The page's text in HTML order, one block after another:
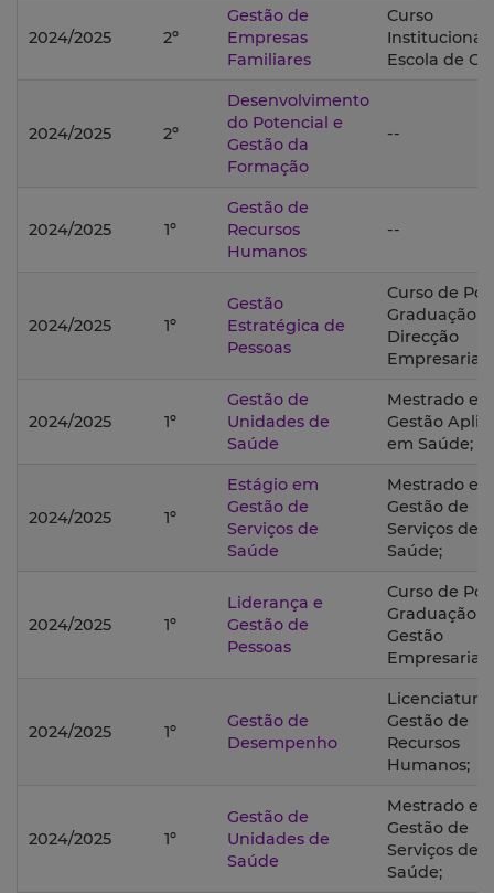
2024/2025 2º
Gestão de
Empresas
Familiares
Curso
Institucional
Escola de
2024/2025 2º
Desenvolvimento
do Potencial e
Gestão da
Formação
--
2024/2025 1º
Gestão de
Recursos
Humanos
--
2024/2025 1º
Gestão
Estratégica de
Pessoas
Curso de Pós
Graduação
Direcção
Empresarial;
2024/2025 1º
Gestão de
Unidades de
Saúde
Mestrado em
Gestão
em Saúde;
2024/2025 1º
Estágio em
Gestão de
Serviços de
Saúde
Mestrado em
Gestão de
Serviços de
Saúde;
2024/2025 1º
Liderança e
Gestão de
Pessoas
Curso de Pós
Graduação
Gestão
Empresarial;
2024/2025 1º
Gestão de
Desempenho
Licenciatura
Gestão de
Recursos
Humanos;
2024/2025 1º
Gestão de
Unidades de
Saúde
Mestrado em
Gestão de
Serviços de
Saúde;